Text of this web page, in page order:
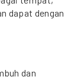
dapat dengan
dan